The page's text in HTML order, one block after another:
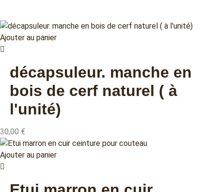
Ajouter au panier
décapsuleur. manche en
bois de cerf naturel ( à
l'unité)
30,00 €
Ajouter au panier